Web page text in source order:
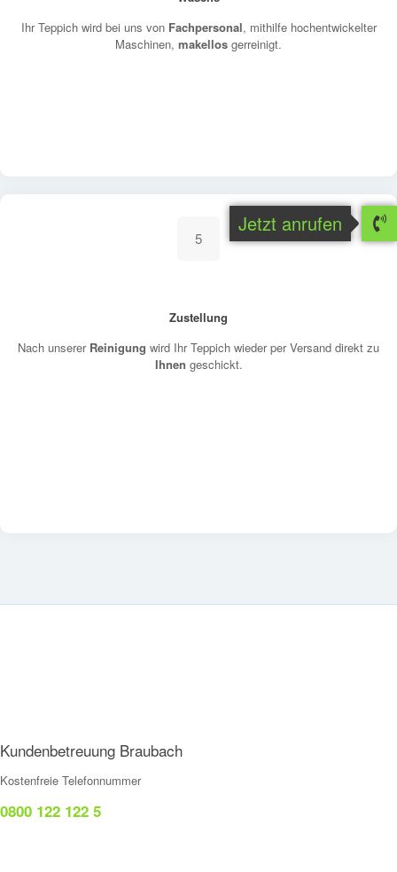
Ihr Teppich wird bei uns von Fachpersonal, mithilfe hochentwickelter
Maschinen, makellos gerreinigt.
5
Zustellung
Nach unserer Reinigung wird Ihr Teppich wieder per Versand direkt zu
Ihnen geschickt.
Kundenbetreuung Braubach
Kostenfreie Telefonnummer
0800 122 122 5
Jetzt anrufen